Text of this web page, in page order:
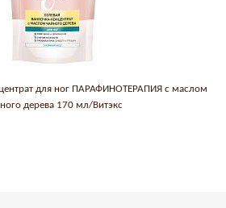
для ног ПАРАФИНОТЕРАПИЯ с маслом
дерева 170 мл/Витэкс